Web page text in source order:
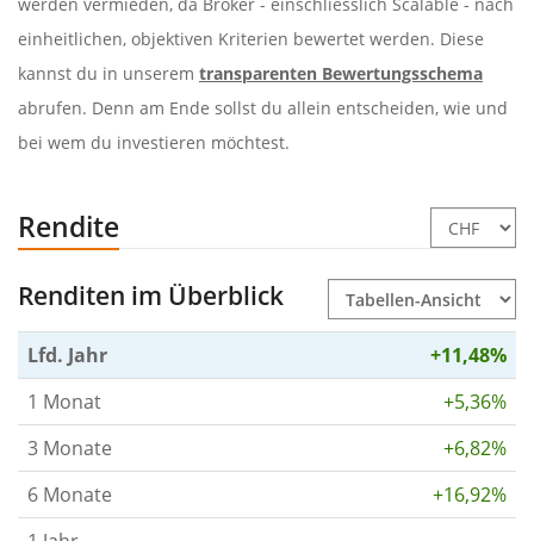
einheitlichen, objektiven Kriterien bewertet werden. Diese
kannst du in unserem transparenten Bewertungsschema
abrufen. Denn am Ende sollst du allein entscheiden, wie und
bei wem du investieren möchtest.
Rendite
Renditen im Überblick
Lfd. Jahr
+11,48%
1 Monat
+5,36%
3 Monate
+6,82%
6 Monate
+16,92%